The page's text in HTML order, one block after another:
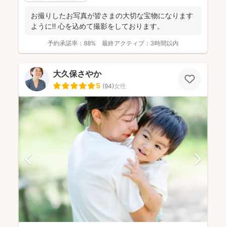
お撮りしたお写真が皆さまの大切な宝物になります
ように‼︎ 心を込めて撮影をしております。
予約承諾率： 88% 最終アクティブ： 3時間以内
大久保さやか
5 (94)女性